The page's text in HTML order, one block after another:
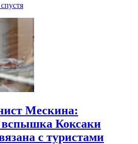
Мескина:
вспышка Коксаки
с туристами